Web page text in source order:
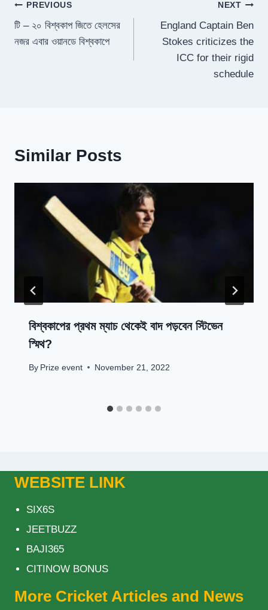
Post
navigation
PREVIOUS
টি – ২০ বিশ্বকাপ জিতে হেলসের
নজর এবার ওয়ানডে বিশ্বকাপে
NEXT
England Captain Ben
Stokes criticizes the
ICC for their rigid
schedule
Similar Posts
বিশ্বকাপের প্রথম ম্যাচ থেকেই বাদ পড়বেন স্টিভেন
স্মিথ?
By Prize event November 21, 2022
WEBSITE LINK
SIX6S
JEETBUZZ
BAJI365
CITINOW BONUS
More Cricket Articles and News